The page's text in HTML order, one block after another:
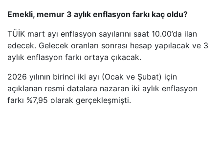
Emekli, memur 3 aylık enflasyon farkı kaç oldu?
TÜİK mart ayı enflasyon sayılarını saat 10.00’da ilan
edecek. Gelecek oranları sonrası hesap yapılacak ve 3
aylık enflasyon farkı ortaya çıkacak.
2026 yılının birinci iki ayı (Ocak ve Şubat) için
açıklanan resmi datalara nazaran iki aylık enflasyon
farkı %7,95 olarak gerçekleşmişti.